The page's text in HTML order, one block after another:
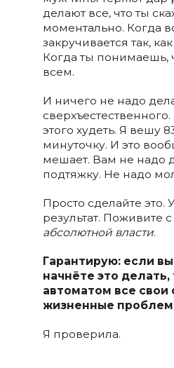
делают все, что ты
моментально. Когда
закручивается так,
Когда ты понимаешь,
всем.
И ничего не надо
этого худеть. Я вешу
минуточку. И это
мешает. Вам не надо
подтяжку. Не надо
Просто сделайте это.
результат. Поживите
абсолютной власти.
Гарантирую: если
начнёте это
автоматом все свои
жизненные
Я проверила.